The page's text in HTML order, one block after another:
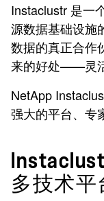
Instaclustr 是一
源数据基础设施
数据的真正合作
来的好处——灵
NetApp
强大的平台、专
多技术平